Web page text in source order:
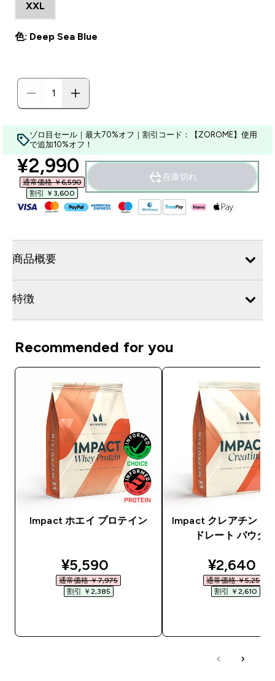
XXL
色: Deep Sea Blue
ゾロ目セール｜最大70%オフ｜割引コード：【ZOROME】使用
で追加10%オフ！
discounted price
¥2,990‎
通常価格 ￥6,590‎
割引 ￥3,600‎
在庫切れ
商品概要
特徴
Recommended for you
Impact ホエイ プロテイン
discounted price
¥5,590‎
通常価格 ￥7,975‎
割引 ￥2,385‎
Impact クレアチン モ
ドレート パウダ
¥2,640‎
通常価格 ￥5,250‎
割引 ￥2,610‎